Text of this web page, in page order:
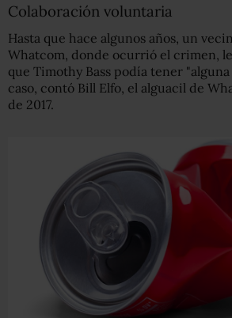
Colaboración voluntaria
Hasta que hace algunos años, un
Whatcom, donde ocurrió el crimen,
que Timothy Bass podía tener
caso, contó Bill Elfo, el alguacil de
de 2017.